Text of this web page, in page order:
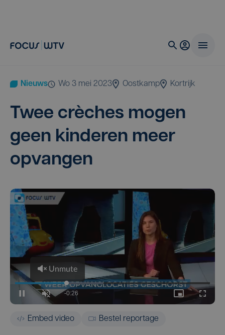
Nieuws wo 3 mei 2023 Oostkamp Kortrijk
Twee crè­ches mogen
geen kin­de­ren meer
opvangen
Embed video Bestel reportage